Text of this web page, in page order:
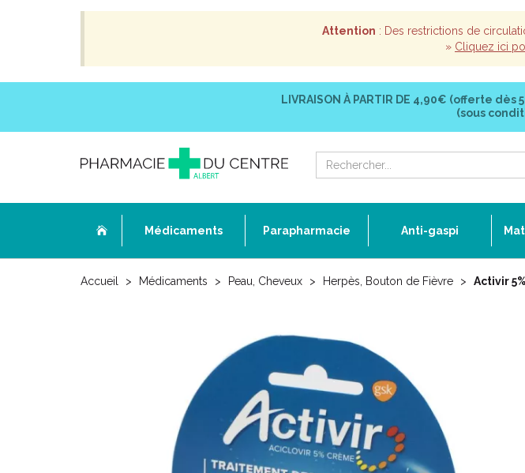
Attention : Des restrictions de
» Cliquez ici
LIVRAISON À PARTIR DE 4,90€ (offerte dès
(sous
Médicaments Parapharmacie Anti-gaspi
Accueil Médicaments Peau, Cheveux Herpès, Bouton de Fièvre Activir